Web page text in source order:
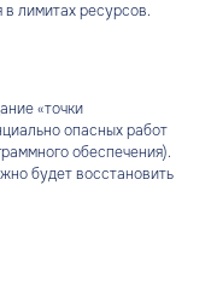
лимитах ресурсов.
«точки
опасных работ
обеспечения).
будет восстановить